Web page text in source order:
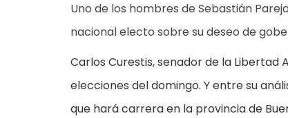
Uno de los hombres de Sebastián
nacional electo sobre su deseo de
Carlos Curestis, senador de la Libertad
elecciones del domingo. Y entre su
que hará carrera en la provincia de